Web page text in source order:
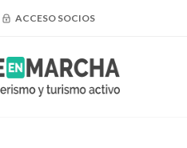
ACCESO SOCIOS